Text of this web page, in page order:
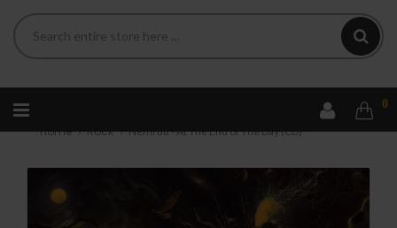
0
Home Rock Nemrud - At The End of The Day (CD)